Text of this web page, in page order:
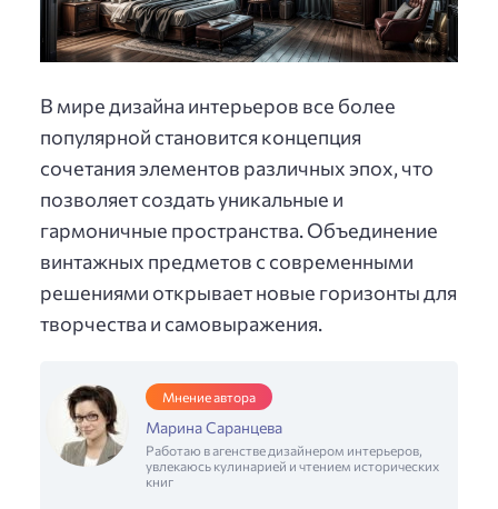
В мире дизайна интерьеров все более
популярной становится концепция
сочетания элементов различных эпох, что
позволяет создать уникальные и
гармоничные пространства. Объединение
винтажных предметов с современными
решениями открывает новые горизонты для
творчества и самовыражения.
Мнение автора
Марина Саранцева
Работаю в агенстве дизайнером интерьеров,
увлекаюсь кулинарией и чтением исторических
книг